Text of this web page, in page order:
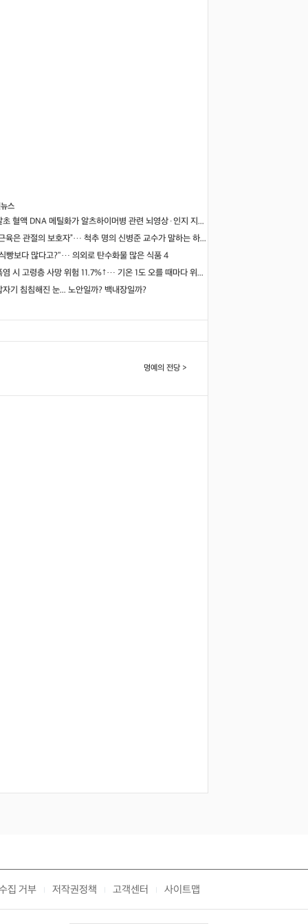
스
말초 혈액 DNA 메틸화가 알츠하이머병 관련 뇌영상·인지 지표와 연관될까
“근육은 관절의 보호자”… 척추 명의 신병준 교수가 말하는 하체 근육의 힘 [평생운동연구소]
빵보다 많다고?"… 의외로 탄수화물 많은 식품 4
폭염 시 고령층 사망 위험 11.7%↑… 기온 1도 오를 때마다 위험 높아져
자기 침침해진 눈... 노안일까? 백내장일까?
명예의 전당 >
집 거부 저작권정책 고객센터 사이트맵